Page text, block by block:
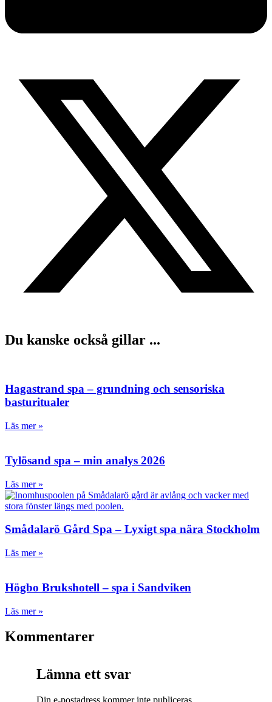
Du kanske också gillar ...
Hagastrand spa – grundning och sensoriska
basturitualer
Läs mer »
Tylösand spa – min analys 2026
Läs mer »
Smådalarö Gård Spa – Lyxigt spa nära Stockholm
Läs mer »
Högbo Brukshotell – spa i Sandviken
Läs mer »
Kommentarer
Lämna ett svar
Din e-postadress kommer inte publiceras.